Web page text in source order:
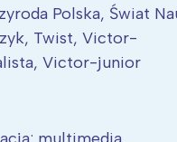
Polska, Świat
Twist, Victor-
Victor-junior